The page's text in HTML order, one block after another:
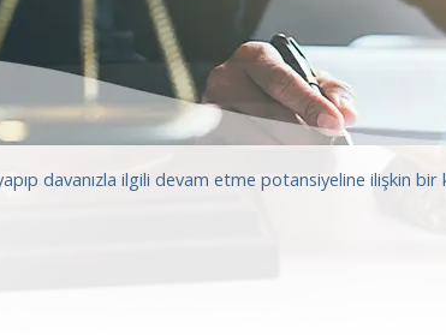
davanızla ilgili devam etme potansiyeline ilişkin